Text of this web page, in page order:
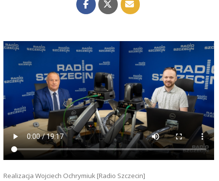
Realizacja Wojciech Ochrymiuk [Radio Szczecin]